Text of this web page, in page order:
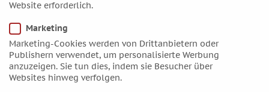
Juni 2019
April 2019
März 2019
Februar 2019
Website erforderlich.
Marketing
Marketing-Cookies werden von Drittanbietern oder
Publishern verwendet, um personalisierte Werbung
anzuzeigen. Sie tun dies, indem sie Besucher über
Websites hinweg verfolgen.